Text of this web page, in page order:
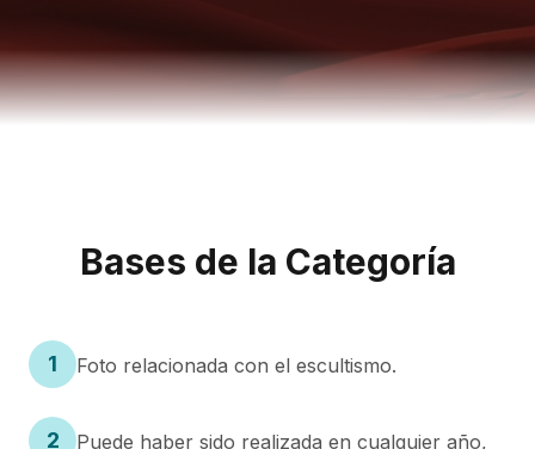
Bases de la Categoría
1 Foto relacionada con el escultismo.
2
Puede haber sido realizada en cualquier año,